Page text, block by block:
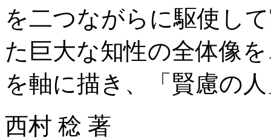
を二つながらに駆使し
た巨大な知性の全体像
を軸に描き、「賢慮の
西村 稔 著